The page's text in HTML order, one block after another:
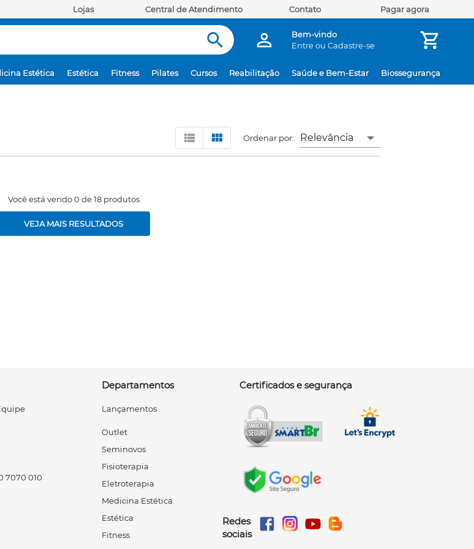
Lojas Central de Atendimento Contato Pagar agora
Bem-vindo
Entreou Cadastre-se
Estética Estética Fitness Pilates Cursos Reabilitação Saúde e Bem-Estar Biossegurança
Ordenar por: Relevância
Você está vendo 0 de 18 produtos
VEJA MAIS RESULTADOS
7070 010
Departamentos
Lançamentos
Outlet
Seminovos
Fisioterapia
Eletroterapia
Medicina Estética
Estética
Fitness
Certificados e segurança
Redes
sociais